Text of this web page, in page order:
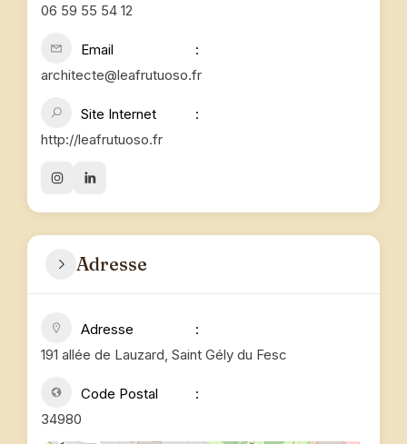
06 59 55 54 12
Email
architecte@leafrutuoso.fr
Site Internet
http://leafrutuoso.fr
Adresse
Adresse
191 allée de Lauzard, Saint Gély du Fesc
Code Postal
34980